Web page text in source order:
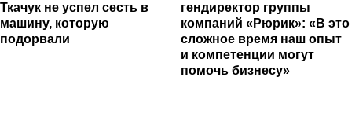
Ткачук не успел сесть в
машину, которую
подорвали
гендиректор группы
компаний «Рюрик»: «В это
сложное время наш опыт
и компетенции могут
помочь бизнесу»